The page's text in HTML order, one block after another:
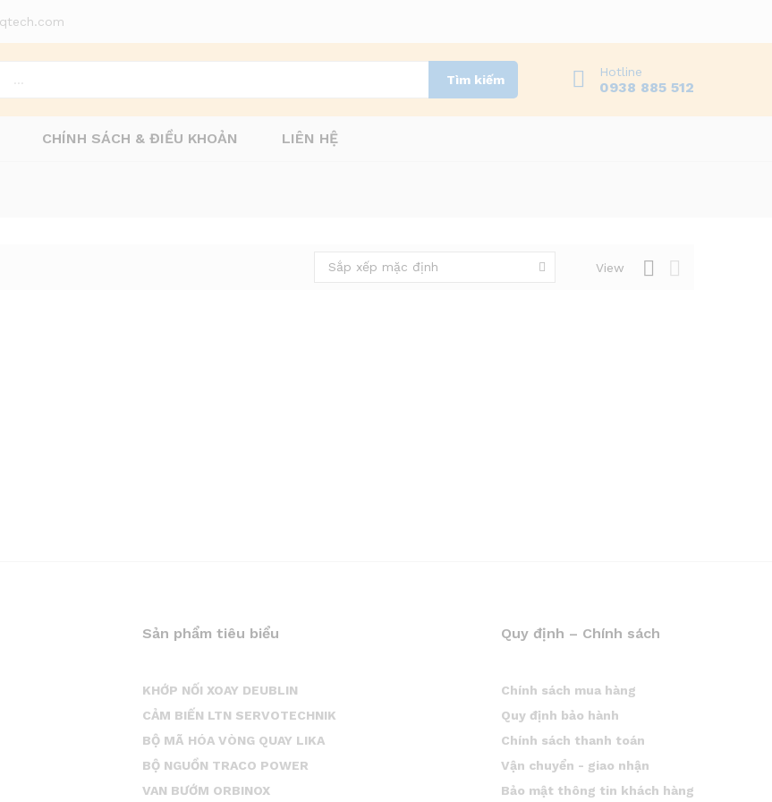
Tìm kiếm
Hotline
0938 885 512
CHÍNH SÁCH & ĐIỀU KHOẢN LIÊN HỆ
View
Sắp xếp mặc định
Sản phẩm tiêu biểu
KHỚP NỐI XOAY DEUBLIN
CẢM BIẾN LTN SERVOTECHNIK
BỘ MÃ HÓA VÒNG QUAY LIKA
BỘ NGUỒN TRACO POWER
VAN BƯỚM ORBINOX
Quy định – Chính sách
Chính sách mua hàng
Quy định bảo hành
Chính sách thanh toán
Vận chuyển - giao nhận
Bảo mật thông tin khách hàng